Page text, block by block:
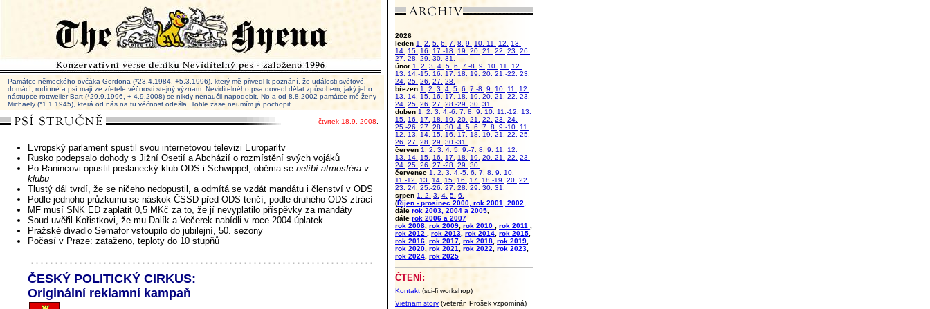
2026
leden 1. 2. 5. 6. 7. 8. 9. 10.-11. 12.
13.
14.
15. 16. 17.-18. 19. 20. 21. 22. 23.
26.
27.
28. 29. 30. 31.
únor 1. 2. 3. 4. 5. 6. 7.-8. 9. 10. 11.
12.
13.
14.-15. 16. 17. 18. 19. 20. 21.-22.
23.
24. 25. 26. 27.
28.
březen 1. 2. 3. 4. 5. 6. 7.-8. 9. 10. 11.
12.
13.
14.-15. 16. 17. 18. 19. 20. 21.-22.
23.
24. 25. 26. 27. 28.-29. 30. 31.
duben 1. 2. 3. 4.-6. 7. 8. 9. 10. 11.-12.
13.
15.
16. 17. 18.-19. 20. 21. 22. 23.
24.
25.-26.
27. 28. 30. 4. 5. 6. 7. 8. 9.-10.
11.
12.
13. 14. 15. 16.-17. 18. 19. 21. 22.
25.
26.
27. 28. 29.
30.-31.
červen 1. 2. 3. 4. 5. 9.-7. 8. 9. 11.
12.
13.-14.
15. 16. 17. 18. 19. 20.-21. 22.
23.
24. 25. 26. 27.-28. 29.
30.
červenec 1. 2. 3. 4.-5. 6. 7. 8. 9.
10.
11.-12.
13. 14. 15. 16. 17. 18.-19. 20. 22.
23.
24. 25.-26. 27. 28. 29. 30. 31.
srpen 1.-2. 3. 4. 5. 6.
(Říjen - prosinec 2000, rok 2001, 2002,
dále rok 2003, 2004 a 2005
dále rok 2006 a 2007
rok 2008 rok 2009 rok 2010 rok 2011
rok 2012
rok 2013 rok 2014 rok 2015
rok 2016 rok 2017 rok 2018 rok 2019
rok 2020 rok 2021 rok 2022 rok 2023
rok 2024 rok 2025
ČTENÍ:
Kontakt (sci-fi workshop)
Vietnam story (veterán Prošek vzpomíná)
Památce německého ovčáka Gordona (*23.4.1984, +5.3.1996), který mě přivedl k poznání, že události světové,
domácí, rodinné a psí mají ze zřetele věčnosti stejný význam. Neviditelného psa dovedl dělat způsobem, jaký jeho
nástupce rottweiler Bart (*29.9.1996, + 4.9.2008) se nikdy nenaučil napodobit. No a od 8.8.2002 památce mé ženy
Michaely (*1.1.1945), která od nás na tu věčnost odešla. Tohle zase neumím já pochopit.
čtvrtek 18.9. 2008
Evropský parlament spustil svou internetovou televizi Europarltv
Rusko podepsalo dohody s Jižní Osetií a Abcházií o rozmístění svých vojáků
Po Ranincovi opustil poslanecký klub ODS i Schwippel, oběma se nelíbí atmosféra v
klubu
Tlustý dál tvrdí, že se ničeho nedopustil, a odmítá se vzdát mandátu i členství v ODS
Podle jednoho průzkumu se náskok ČSSD před ODS tenčí, podle druhého ODS ztrácí
MF musí SNK ED zaplatit 0,5 MKč za to, že jí nevyplatilo příspěvky za mandáty
Soud uvěřil Kořistkovi, že mu Dalík a Večerek nabídli v roce 2004 úplatek
Pražské divadlo Semafor vstoupilo do jubilejní, 50. sezony
Počasí v Praze: zataženo, teploty do 10 stupňů
ČESKÝ POLITICKÝ CIRKUS:
Originální reklamní kampaň